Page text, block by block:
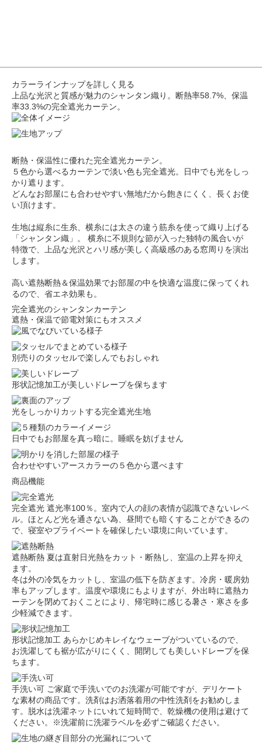
カラーラインナップを詳しく見る
上品な光沢と質感が魅力のシャンタン織り。断熱率58.7%、保温
率33.3%の完全遮光カーテン。
断熱・保温性に優れた完全遮光カーテン。
５色から選べるカーテンで淡い色も完全遮光。日中でも光をしっ
かり遮ります。
どんなお部屋にも合わせやすい無地だから飽きにくく、長くお使
い頂けます。
生地は縦糸に生糸、横糸には太さの違う筋糸を使って織り上げる
「シャンタン織」。 横糸に不規則な節が入った独特の風合いが
特徴で、上品な光沢とハリ感が美しく高級感のある窓周りを演出
します。
高い遮熱断熱＆保温効果でお部屋の中を快適な温度に保ってくれ
るので、省エネ効果も。
完全遮光のシャンタンカーテン
遮熱・保温で節電対策にもオススメ
別売りのタッセルで楽しんでもおしゃれ
形状記憶加工が美しいドレープを保ちます
光をしっかりカットする完全遮光生地
日中でもお部屋を真っ暗に。睡眠を妨げません
合わせやすいアースカラーの５色から選べます
商品機能
完全遮光 遮光率100％。室内で人の顔の表情が認識できないレベ
ル。ほとんど光を通さない為、昼間でも暗くすることができるの
で、寝室やプライベートを確保したい環境に向いています。
遮熱断熱 夏は直射日光熱をカット・断熱し、室温の上昇を抑え
ます。
冬は外の冷気をカットし、室温の低下を防ぎます。冷房・暖房効
率もアップします。温度や環境にもよりますが、外出時に遮熱カ
ーテンを閉めておくことにより、帰宅時に感じる暑さ・寒さを多
少軽減できます。
形状記憶加工 あらかじめキレイなウェーブがついているので、
お洗濯しても裾が広がりにくく、開閉しても美しいドレープを保
ちます。
手洗い可 ご家庭で手洗いでのお洗濯が可能ですが、デリケート
な素材の商品です。洗剤はお洒落着用の中性洗剤をお勧めしま
す。脱水は洗濯ネットにいれて短時間で、乾燥機の使用は避けて
ください。※洗濯前に洗濯ラベルを必ずご確認ください。